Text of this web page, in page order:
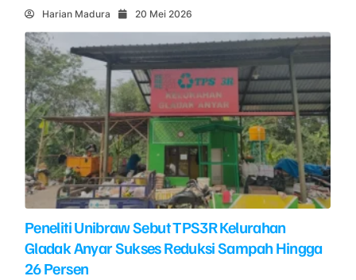
Harian Madura 20 Mei 2026
Peneliti Unibraw Sebut TPS3R Kelurahan
Gladak Anyar Sukses Reduksi Sampah Hingga
26 Persen